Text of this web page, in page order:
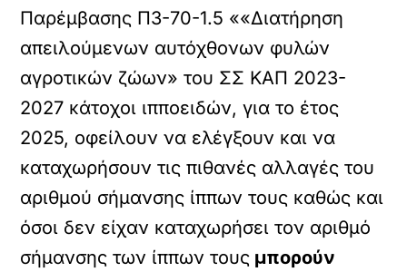
Παρέμβασης Π3-70-1.5 ««Διατήρηση
απειλούµενων αυτόχθονων φυλών
αγροτικών ζώων» του ΣΣ ΚΑΠ 2023-
2027 κάτοχοι ιπποειδών, για το έτος
2025, οφείλουν να ελέγξουν και να
καταχωρήσουν τις πιθανές αλλαγές του
αριθμού σήμανσης ίππων τους καθώς και
όσοι δεν είχαν καταχωρήσει τον αριθμό
σήμανσης των ίππων τους μπορούν